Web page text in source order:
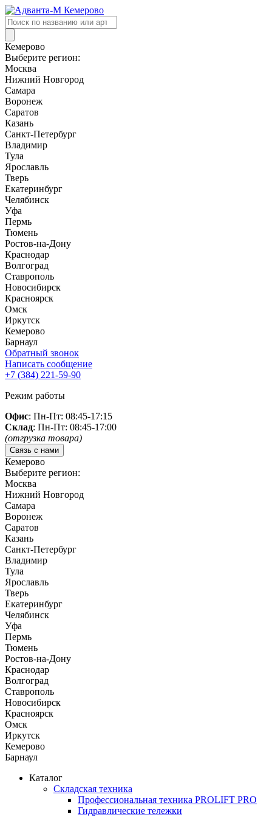
Поиск
товаров
Кемерово
Выберите регион:
Москва
Нижний Новгород
Самара
Воронеж
Саратов
Казань
Санкт-Петербург
Владимир
Тула
Ярославль
Тверь
Екатеринбург
Челябинск
Уфа
Пермь
Тюмень
Ростов-на-Дону
Краснодар
Волгоград
Ставрополь
Новосибирск
Красноярск
Омск
Иркутск
Кемерово
Барнаул
Обратный звонок
Написать сообщение
+7 (384) 221-59-90
Режим работы
Офис: Пн-Пт: 08:45-17:15
Склад: Пн-Пт: 08:45-17:00
(отгрузка товара)
Связь с нами
Кемерово
Выберите регион:
Москва
Нижний Новгород
Самара
Воронеж
Саратов
Казань
Санкт-Петербург
Владимир
Тула
Ярославль
Тверь
Екатеринбург
Челябинск
Уфа
Пермь
Тюмень
Ростов-на-Дону
Краснодар
Волгоград
Ставрополь
Новосибирск
Красноярск
Омск
Иркутск
Кемерово
Барнаул
Каталог
Складская техника
Профессиональная техника PROLIFT PRO
Гидравлические тележки